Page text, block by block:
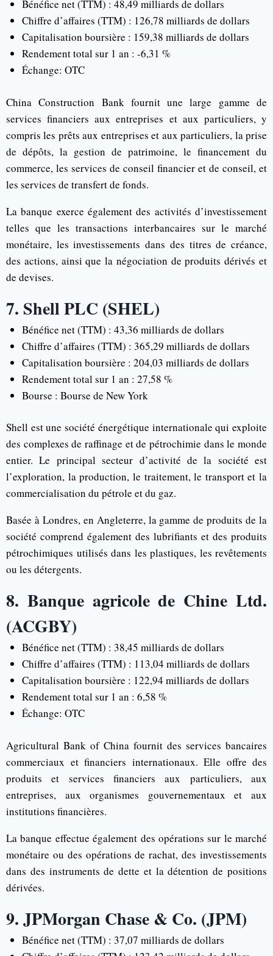
Bénéfice net (TTM) : 48,49 milliards de dollars
Chiffre d’affaires (TTM) : 126,78 milliards de dollars
Capitalisation boursière : 159,38 milliards de dollars
Rendement total sur 1 an : -6,31 %
Échange: OTC
China Construction Bank fournit une large gamme de
services financiers aux entreprises et aux particuliers, y
compris les prêts aux entreprises et aux particuliers, la prise
de dépôts, la gestion de patrimoine, le financement du
commerce, les services de conseil financier et de conseil, et
les services de transfert de fonds.
La banque exerce également des activités d’investissement
telles que les transactions interbancaires sur le marché
monétaire, les investissements dans des titres de créance,
des actions, ainsi que la négociation de produits dérivés et
de devises.
7. Shell PLC (SHEL)
Bénéfice net (TTM) : 43,36 milliards de dollars
Chiffre d’affaires (TTM) : 365,29 milliards de dollars
Capitalisation boursière : 204,03 milliards de dollars
Rendement total sur 1 an : 27,58 %
Bourse : Bourse de New York
Shell est une société énergétique internationale qui exploite
des complexes de raffinage et de pétrochimie dans le monde
entier. Le principal secteur d’activité de la société est
l’exploration, la production, le traitement, le transport et la
commercialisation du pétrole et du gaz.
Basée à Londres, en Angleterre, la gamme de produits de la
société comprend également des lubrifiants et des produits
pétrochimiques utilisés dans les plastiques, les revêtements
ou les détergents.
8. Banque agricole de Chine Ltd.
(ACGBY)
Bénéfice net (TTM) : 38,45 milliards de dollars
Chiffre d’affaires (TTM) : 113,04 milliards de dollars
Capitalisation boursière : 122,94 milliards de dollars
Rendement total sur 1 an : 6,58 %
Échange: OTC
Agricultural Bank of China fournit des services bancaires
commerciaux et financiers internationaux. Elle offre des
produits et services financiers aux particuliers, aux
entreprises, aux organismes gouvernementaux et aux
institutions financières.
La banque effectue également des opérations sur le marché
monétaire ou des opérations de rachat, des investissements
dans des instruments de dette et la détention de positions
dérivées.
9. JPMorgan Chase & Co. (JPM)
Bénéfice net (TTM) : 37,07 milliards de dollars